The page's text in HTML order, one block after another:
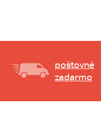
poštovné
zadarmo